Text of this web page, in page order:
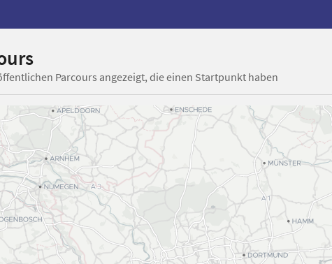
Parcours angezeigt, die einen Startpunkt haben